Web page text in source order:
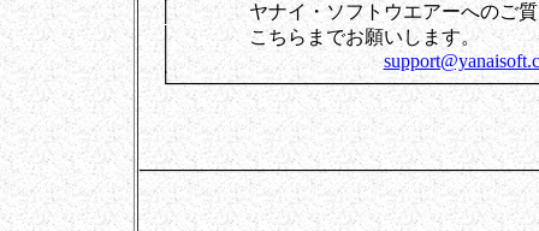
│ ヤナイ・ソフトウエアーへのご
│ こちらまでお
│